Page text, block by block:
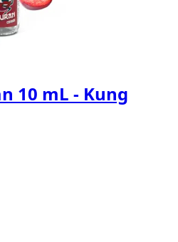
10 mL - Kung